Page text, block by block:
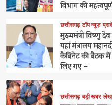
विभाग की
छत्तीसगढ़ टॉप न्यूज़
मुख्यमंत्री विष्णु
यहां मंत्रालय
कैबिनेट की बैठक में
लिए गए –
छत्तीसगढ़ बड़ी खबर